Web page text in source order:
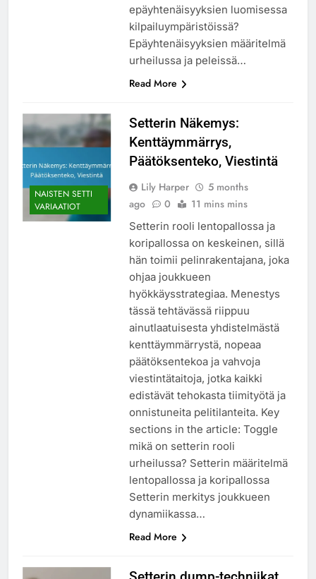
epäyhtenäisyyksien luomisessa
kilpailuympäristöissä?
Epäyhtenäisyyksien määritelmä
urheilussa ja peleissä…
Read More
NAISTEN SETTI
VARIAATIOT
Setterin Näkemys:
Kenttäymmärrys,
Päätöksenteko, Viestintä
Lily Harper
5 months
ago
0 11 mins mins
Setterin rooli lentopallossa ja
koripallossa on keskeinen, sillä
hän toimii pelinrakentajana, joka
ohjaa joukkueen
hyökkäysstrategiaa. Menestys
tässä tehtävässä riippuu
ainutlaatuisesta yhdistelmästä
kenttäymmärrystä, nopeaa
päätöksentekoa ja vahvoja
viestintätaitoja, jotka kaikki
edistävät tehokasta tiimityötä ja
onnistuneita pelitilanteita. Key
sections in the article: Toggle
mikä on setterin rooli
urheilussa? Setterin määritelmä
lentopallossa ja koripallossa
Setterin merkitys joukkueen
dynamiikassa…
Read More